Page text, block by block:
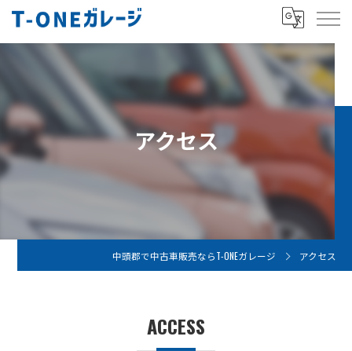
アクセス
中頭郡で中古車販売ならT-ONEガレージ アクセス
ACCESS